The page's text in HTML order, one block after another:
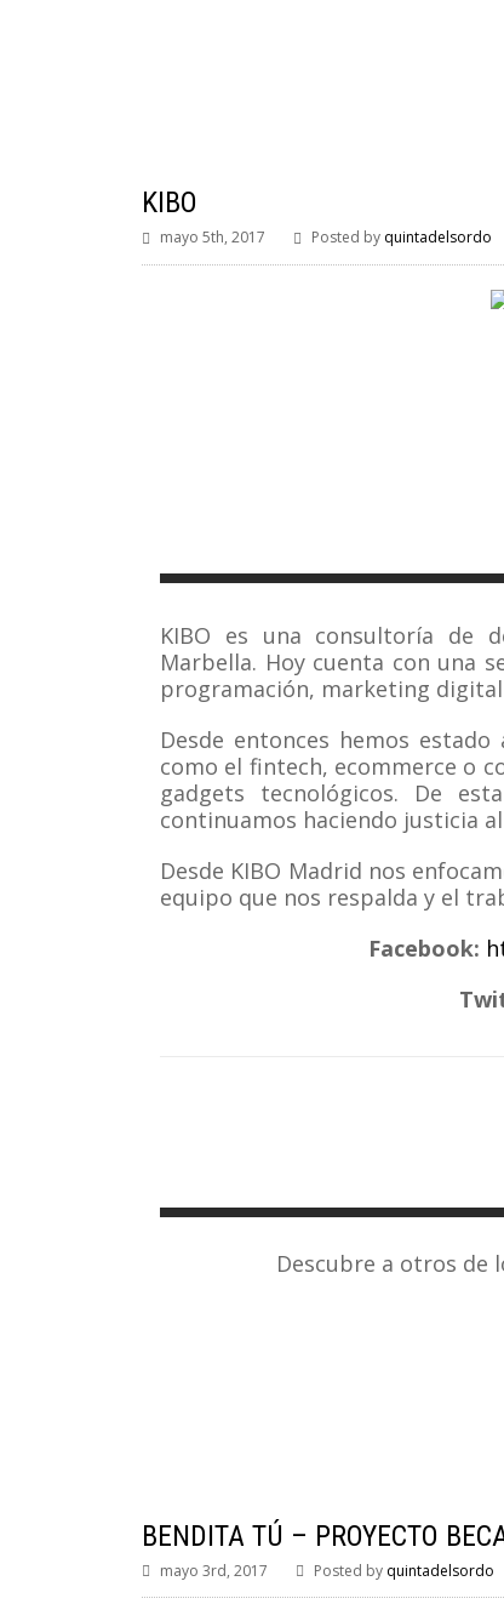
KIBO
mayo 5th, 2017 Posted by quintadelsordo
KIBO es una consultoría de
Marbella. Hoy cuenta con una
programación, marketing digital
Desde entonces hemos
como el fintech, ecommerce o
gadgets tecnológicos. De
continuamos haciendo justicia
Desde KIBO Madrid nos
equipo que nos respalda y el
Facebook:
Descubre a otros de
BENDITA TÚ – PROYECTO
mayo 3rd, 2017 Posted by quintadelsordo